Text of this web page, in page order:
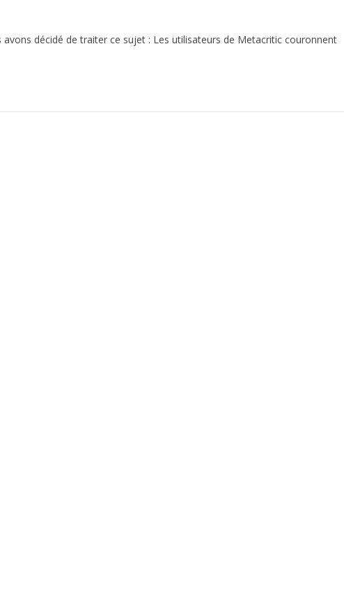
décidé de traiter ce sujet : Les utilisateurs de Metacritic couronnent